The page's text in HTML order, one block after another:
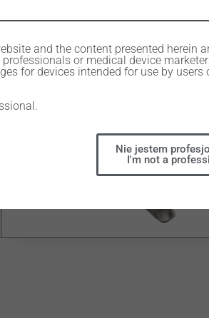
and the content presented herein
or medical device
for devices intended for use by users
Nie jestem
I'm not a